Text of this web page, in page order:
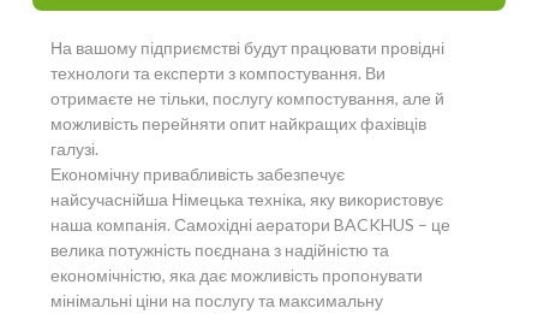
На вашому підприємстві будут працювати провідні
технологи та експерти з компостування. Ви
отримаєте не тільки, послугу компостування, але й
можливість перейняти опит найкращих фахівців
галузі.
Економічну привабливість забезпечує
найсучаснійша Німецька техніка, яку використовує
наша компанія. Самохідні аератори BACKHUS – це
велика потужність поєднана з надійністю та
економічністю, яка дає можливість пропонувати
мінімальні ціни на послугу та максимальну